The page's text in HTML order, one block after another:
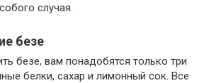
случая.
безе
безе, вам понадобятся только три
белки, сахар и лимонный сок. Все